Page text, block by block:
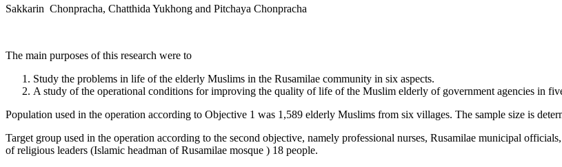
Sakkarin Chonpracha, Chatthida Yukhong and Pitchaya Chonpracha
The main purposes of this research were to
Study the problems in life of the elderly Muslims in the Rusamilae community in six aspects.
A study of the operational conditions for improving the quality of life of the Muslim elderly of government agencies in
Population used in the operation according to Objective 1 was 1,589 elderly Muslims from six villages. The sample size is
Target group used in the operation according to the second objective, namely professional nurses, Rusamilae municipal
of religious leaders (Islamic headman of Rusamilae mosque ) 18 people.